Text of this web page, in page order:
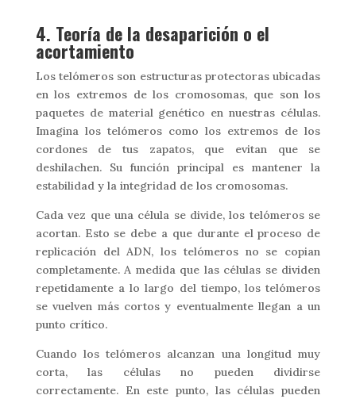
4. Teoría de la desaparición o el
acortamiento
Los telómeros son estructuras protectoras ubicadas
en los extremos de los cromosomas, que son los
paquetes de material genético en nuestras células.
Imagina los telómeros como los extremos de los
cordones de tus zapatos, que evitan que se
deshilachen. Su función principal es mantener la
estabilidad y la integridad de los cromosomas.
Cada vez que una célula se divide, los telómeros se
acortan. Esto se debe a que durante el proceso de
replicación del ADN, los telómeros no se copian
completamente. A medida que las células se dividen
repetidamente a lo largo del tiempo, los telómeros
se vuelven más cortos y eventualmente llegan a un
punto crítico.
Cuando los telómeros alcanzan una longitud muy
corta, las células no pueden dividirse
correctamente. En este punto, las células pueden